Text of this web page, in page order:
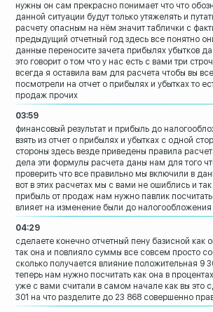
нужны он сам прекрасно понимает что что
данной ситуации будут только утяжелять и
расчету опасным на нём значит таблички с
предыдущий отчетный год здесь все понятно
данные переносите зачета прибылях убытков
это говорит о том что у нас есть с вами три
всегда я оставила вам для расчета чтобы вы
посмотрели на отчет о прибылях и убытках то
продаж прочих
03:59
финансовый результат и прибыль до
взять из отчет о прибылях и убытках с одной
стороны здесь везде приведены правила
дела эти формулы расчета даны нам для того
проверить что все правильно мы включили в
вот в этих расчетах мы с вами не ошиблись и так
прибыль от продаж нам нужно павлик
влияет на изменение были до налогообложения
04:29
сделаете конечно отчетный пену базисной как
так она и повлияло суммы все совсем просто
сколько получается влияние положительная 9
теперь нам нужно посчитать как она в
уже с вами считали в самом начале как вы это
301 на что разделите до 23 868 совершенно